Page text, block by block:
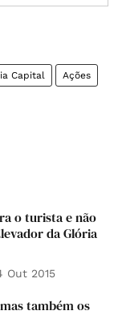
Capital Ações
o turista e não
da Glória
Out 2015
também os